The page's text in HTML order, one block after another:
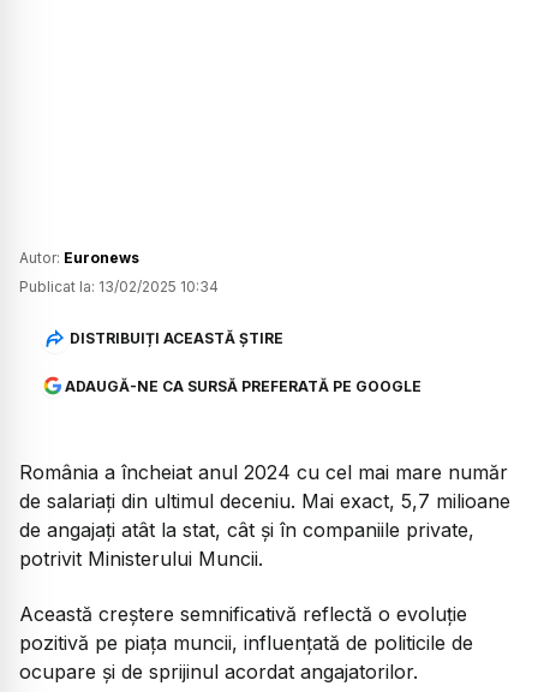
Autor: Euronews
Publicat la: 13/02/2025 10:34
DISTRIBUIȚI ACEASTĂ ȘTIRE
ADAUGĂ-NE CA SURSĂ PREFERATĂ PE GOOGLE
România a încheiat anul 2024 cu cel mai mare număr
de salariați din ultimul deceniu. Mai exact, 5,7 milioane
de angajați atât la stat, cât și în companiile private,
potrivit Ministerului Muncii.
Această creștere semnificativă reflectă o evoluție
pozitivă pe piața muncii, influențată de politicile de
ocupare și de sprijinul acordat angajatorilor.